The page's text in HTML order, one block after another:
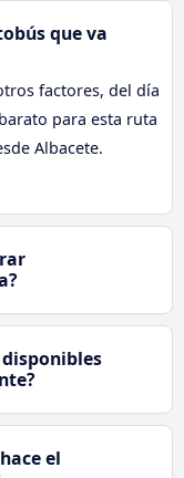
que va
factores, del día
para esta ruta
Albacete.
el